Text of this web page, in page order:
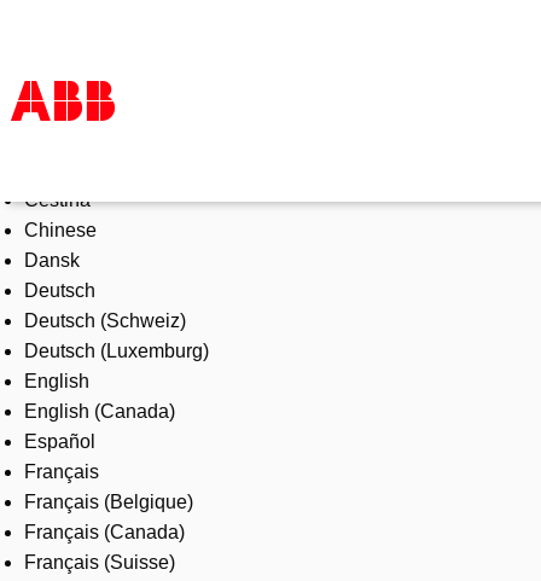
Products & Solutions
Industries
Services
About us
Where to buy
Contact us
Careers
Čeština
Chinese
Dansk
Deutsch
Deutsch (Schweiz)
Deutsch (Luxemburg)
English
English (Canada)
Español
Français
Français (Belgique)
Français (Canada)
Français (Suisse)